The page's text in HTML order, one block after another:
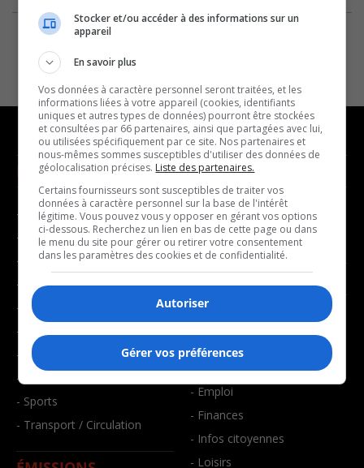
NOUVELLES
- Affaires municipales
- Communauté / Social
- Culture
- Économie
- Éducation
- Environnement
- Faits divers
- Santé et bien-être
- Sports
- Transport / Circulation
MUSIQUE
- Décompte franco
- Joué récemment
BALADOS
- Affaires
- Art de vivre
- Bien-être
- Emploi
- Finances
- Infos citoyennes
- Loisirs
Stocker et/ou accéder à des informations sur un
appareil
En savoir plus
Vos données à caractère personnel seront traitées, et les
informations liées à votre appareil (cookies, identifiants
uniques et autres types de données) pourront être stockées
et consultées par 66 partenaires, ainsi que partagées avec lui,
ou utilisées spécifiquement par ce site. Nos partenaires et
nous-mêmes sommes susceptibles d'utiliser des données de
géolocalisation précises. Liste des partenaires.
Certains fournisseurs sont susceptibles de traiter vos
données à caractère personnel sur la base de l'intérêt
légitime. Vous pouvez vous y opposer en gérant vos options
ci-dessous. Recherchez un lien en bas de cette page ou dans
le menu du site pour gérer ou retirer votre consentement
dans les paramètres des cookies et de confidentialité.
Autoriser
Gérer vos préférences